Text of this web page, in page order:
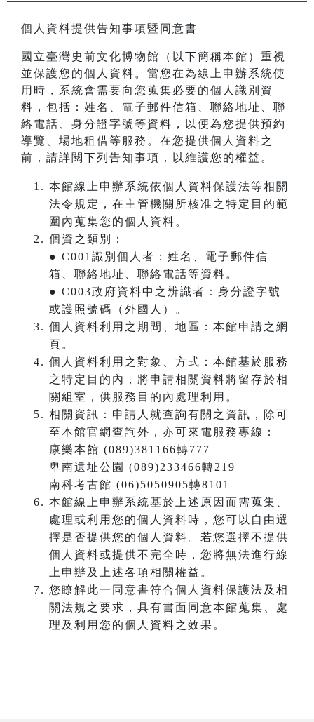
個人資料提供告知事項暨同意書
國立臺灣史前文化博物館（以下簡稱本館）重視
並保護您的個人資料。當您在為線上申辦系統使
用時，系統會需要向您蒐集必要的個人識別資
料，包括：姓名、電子郵件信箱、聯絡地址、聯
絡電話、身分證字號等資料，以便為您提供預約
導覽、場地租借等服務。在您提供個人資料之
前，請詳閱下列告知事項，以維護您的權益。
本館線上申辦系統依個人資料保護法等相關
法令規定，在主管機關所核准之特定目的範
圍內蒐集您的個人資料。
個資之類別：
● C001識別個人者：姓名、電子郵件信
箱、聯絡地址、聯絡電話等資料。
● C003政府資料中之辨識者：身分證字號
或護照號碼（外國人）。
個人資料利用之期間、地區：本館申請之網
頁。
個人資料利用之對象、方式：本館基於服務
之特定目的內，將申請相關資料將留存於相
關組室，供服務目的內處理利用。
相關資訊：申請人就查詢有關之資訊，除可
至本館官網查詢外，亦可來電服務專線：
康樂本館 (089)381166轉777
卑南遺址公園 (089)233466轉219
南科考古館 (06)5050905轉8101
本館線上申辦系統基於上述原因而需蒐集、
處理或利用您的個人資料時，您可以自由選
擇是否提供您的個人資料。若您選擇不提供
個人資料或提供不完全時，您將無法進行線
上申辦及上述各項相關權益。
您瞭解此一同意書符合個人資料保護法及相
關法規之要求，具有書面同意本館蒐集、處
理及利用您的個人資料之效果。